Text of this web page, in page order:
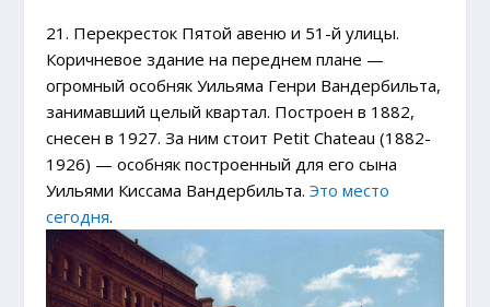
21. Перекресток Пятой авеню и 51-й улицы.
Коричневое здание на переднем плане —
огромный особняк Уильяма Генри Вандербильта,
занимавший целый квартал. Построен в 1882,
снесен в 1927. За ним стоит Petit Chateau (1882-
1926) — особняк построенный для его сына
Уильями Киссама Вандербильта.Это место
сегодня.